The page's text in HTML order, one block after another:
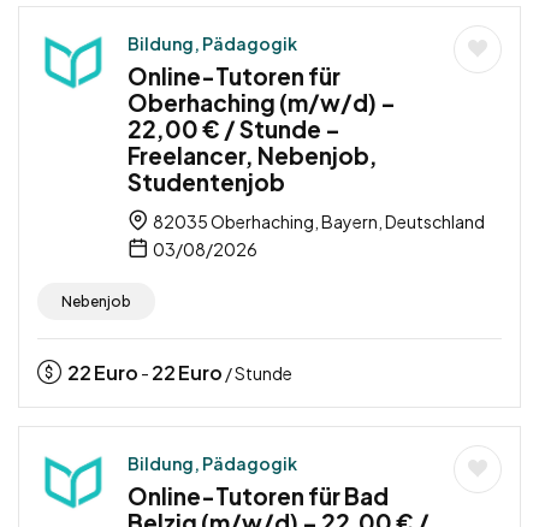
Bildung, Pädagogik
Online-Tutoren für
Oberhaching (m/w/d) –
22,00 € / Stunde –
Freelancer, Nebenjob,
Studentenjob
82035 Oberhaching, Bayern, Deutschland
03/08/2026
Nebenjob
22Euro - 22Euro / Stunde
Bildung, Pädagogik
Online-Tutoren für Bad